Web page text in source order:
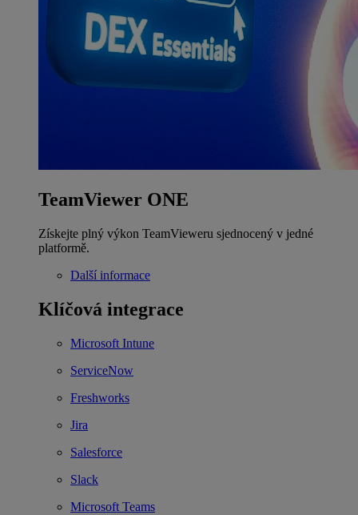
TeamViewer ONE
Získejte plný výkon TeamVieweru sjednocený v jedné
platformě.
Další informace
Klíčová integrace
Microsoft Intune
ServiceNow
Freshworks
Jira
Salesforce
Slack
Microsoft Teams